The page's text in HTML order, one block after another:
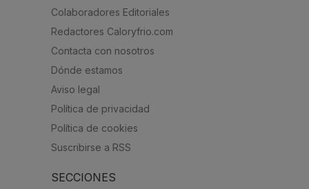
Colaboradores Editoriales
Redactores Caloryfrio.com
Contacta con nosotros
Dónde estamos
Aviso legal
Política de privacidad
Política de cookies
Suscribirse a RSS
SECCIONES